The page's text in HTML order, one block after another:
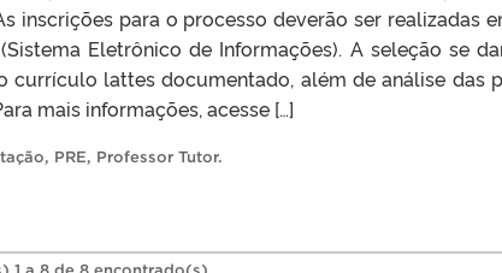
inscrições para o processo deverão ser realizadas
Eletrônico de Informações). A seleção se
currículo lattes documentado, além de análise das
mais informações, acesse […]
, PRE, Professor Tutor.